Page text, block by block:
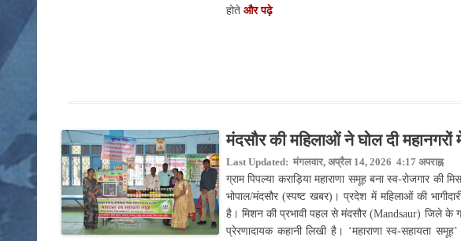
होते और पढ़े
मंदसौर की महिलाओं ने घोल दी महानगरों
Last Updated: मंगलवार, अप्रैल 14, 2026 4:17 अपराह्न
ग्राम पिपल्या कराड़िया महाराणा समूह बना स्व-रोजगार की
भोपाल/मंदसौर (स्पष्ट खबर)। प्रदेश में महिलाओं की
है। मिशन की प्रभावी पहल से मंदसौर (Mandsaur) जिले के
प्रेरणादायक कहानी लिखी है। ‘महाराणा स्व-सहायता